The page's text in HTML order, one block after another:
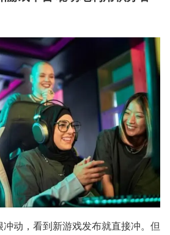
动，看到新游戏发布就直接冲。但